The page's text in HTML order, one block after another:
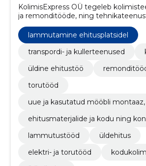
KolimisExpress OÜ tegeleb
ja remonditööde, ning
kliendile terviklikku lahendust kodu- ja
kontorivajadustele.
lammutamine ehitusplatsidel
transpordi- ja kullerteenused
üldine ehitustöö
torutööd
uue ja kasutatud mööbli
ehitusmaterjalide ja kodu ning
lammutustööd
üldehitus
elektri- ja torutööd